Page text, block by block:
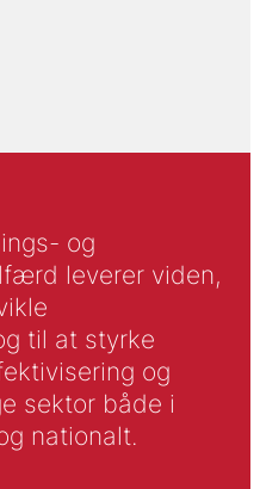
og
leverer viden,
til at styrke
og
sektor både i
nationalt.